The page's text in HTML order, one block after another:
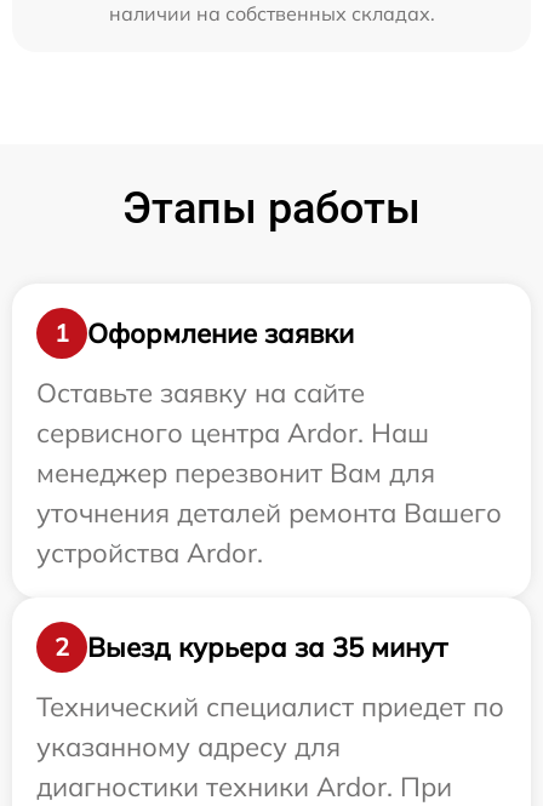
наличии на собственных складах.
Этапы работы
1
Оформление заявки
Оставьте заявку на сайте
сервисного центра Ardor. Наш
менеджер перезвонит Вам для
уточнения деталей ремонта Вашего
устройства Ardor.
2
Выезд курьера за 35 минут
Технический специалист приедет по
указанному адресу для
диагностики техники Ardor. При